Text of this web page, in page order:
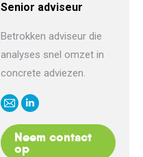
Senior adviseur
Betrokken adviseur die
analyses snel omzet in
concrete adviezen.
E-
mail
Linkedin
Neem contact
op